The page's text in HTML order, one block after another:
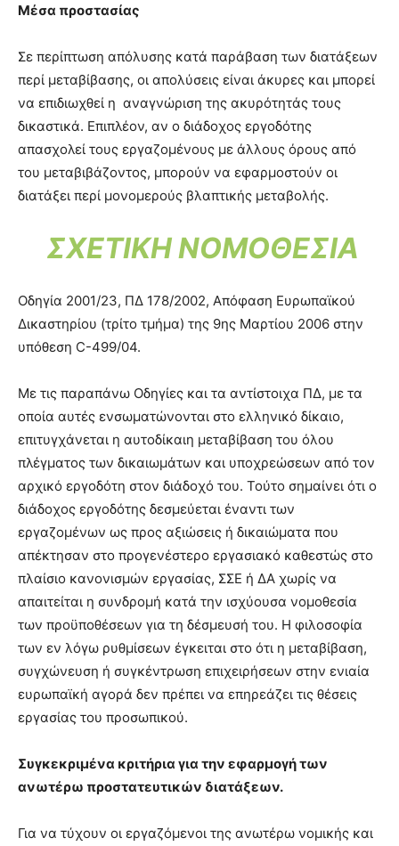
Μέσα προστασίας
Σε περίπτωση απόλυσης κατά παράβαση των διατάξεων
περί μεταβίβασης, οι απολύσεις είναι άκυρες και μπορεί
να επιδιωχθεί η αναγνώριση της ακυρότητάς τους
δικαστικά. Επιπλέον, αν ο διάδοχος εργοδότης
απασχολεί τους εργαζομένους με άλλους όρους από
του μεταβιβάζοντος, μπορούν να εφαρμοστούν οι
διατάξει περί μονομερούς βλαπτικής μεταβολής.
ΣΧΕΤΙΚΗ ΝΟΜΟΘΕΣΙΑ
Οδηγία 2001/23, ΠΔ 178/2002, Απόφαση Ευρωπαϊκού
Δικαστηρίου (τρίτο τμήμα) της 9ης Μαρτίου 2006 στην
υπόθεση C-499/04.
Με τις παραπάνω Οδηγίες και τα αντίστοιχα ΠΔ, με τα
οποία αυτές ενσωματώνονται στο ελληνικό δίκαιο,
επιτυγχάνεται η αυτοδίκαιη μεταβίβαση του όλου
πλέγματος των δικαιωμάτων και υποχρεώσεων από τον
αρχικό εργοδότη στον διάδοχό του. Τούτο σημαίνει ότι ο
διάδοχος εργοδότης δεσμεύεται έναντι των
εργαζομένων ως προς αξιώσεις ή δικαιώματα που
απέκτησαν στο προγενέστερο εργασιακό καθεστώς στο
πλαίσιο κανονισμών εργασίας, ΣΣΕ ή ΔΑ χωρίς να
απαιτείται η συνδρομή κατά την ισχύουσα νομοθεσία
των προϋποθέσεων για τη δέσμευσή του. Η φιλοσοφία
των εν λόγω ρυθμίσεων έγκειται στο ότι η μεταβίβαση,
συγχώνευση ή συγκέντρωση επιχειρήσεων στην ενιαία
ευρωπαϊκή αγορά δεν πρέπει να επηρεάζει τις θέσεις
εργασίας του προσωπικού.
Συγκεκριμένα κριτήρια για την εφαρμογή των
ανωτέρω προστατευτικών διατάξεων.
Για να τύχουν οι εργαζόμενοι της ανωτέρω νομικής και